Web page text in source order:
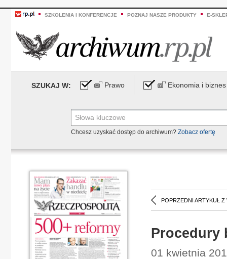
SZKOLENIA I KONFERENCJE POZNAJ NASZE PRODUKTY E-
SZUKAJ W: Prawo Ekonomia i biznes
Chcesz uzyskać dostęp do archiwum? Zobacz ofertę
POPRZEDNI ARTYKUŁ Z
Procedury
01 kwietnia